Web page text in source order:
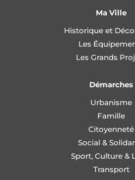
Ma Ville
Historique et
Les
Les Grands
Démarches
Urbanisme
Famille
Citoyenneté
Social &
Sport, Culture &
Transport